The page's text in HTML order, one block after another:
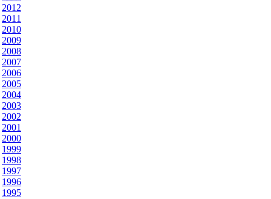
2012
2011
2010
2009
2008
2007
2006
2005
2004
2003
2002
2001
2000
1999
1998
1997
1996
1995